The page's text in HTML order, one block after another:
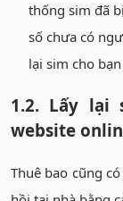
thống sim đã
số chưa có
lại sim cho
1.2. Lấy lại
website
Thuê bao cũng